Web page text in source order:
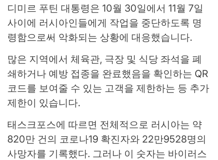
디미르 푸틴 대통령은 10월 30일에서 11월 7일
사이에 러시아인들에게 작업을 중단하도록 명
령함으로써 악화되는 상황에 대응했습니다.
많은 지역에서 체육관, 극장 및 식당 좌석을 폐
쇄하거나 예방 접종을 완료했음을 확인하는 QR
코드를 보여줄 수 있는 고객을 제한하는 등 추가
제한이 있습니다.
태스크포스에 따르면 전체적으로 러시아는 약
820만 건의 코로나19 확진자와 22만9528명의
사망자를 기록했다. 그러나 이 숫자는 바이러스